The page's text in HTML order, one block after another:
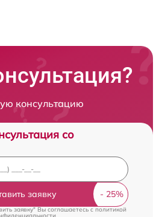
консультацию
со
заявку
заявку" Вы соглашаетесь cполитикой